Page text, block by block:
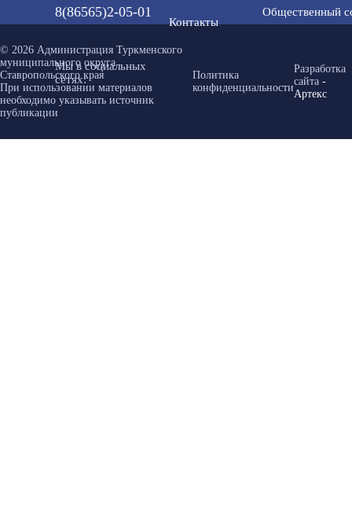
8(86565)2-05-01
Мы в социальных
сетях:
Контакты
Общественный
© 2026 Администрация Туркменского
муниципального округа
Ставропольского края
При использовании материалов
необходимо указывать источник
публикации
Политика
конфиденциальности
Разработка
сайта-
Артекс